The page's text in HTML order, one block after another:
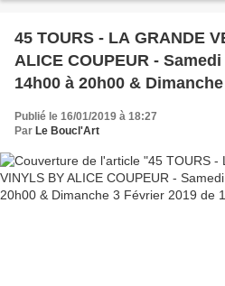
45 TOURS - LA GRANDE
ALICE COUPEUR -
14h00 à 20h00 &
14h00 à 17h00 ...
Publié le 16/01/2019 à 18:27
Par Le Boucl'Art